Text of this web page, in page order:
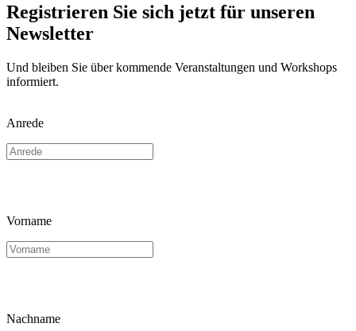
Registrieren Sie sich jetzt für unseren
Newsletter
Und bleiben Sie über kommende Veranstaltungen und Workshops
informiert.
Anrede
Vorname
Nachname